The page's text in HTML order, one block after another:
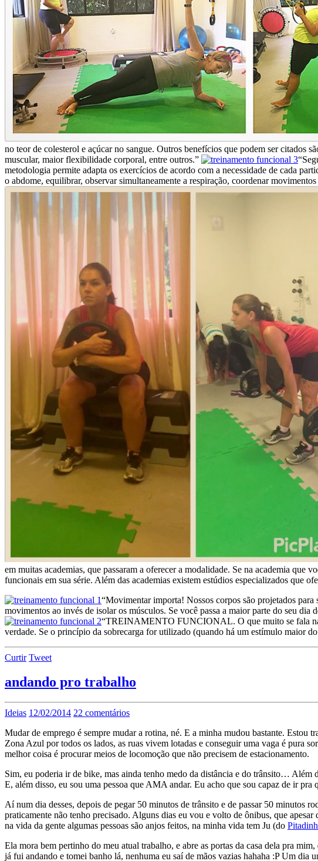
no teor de colesterol e açúcar no sangue. Outros benefícios que podem ser citados
muscular, maior flexibilidade corporal, entre outros.”
metodologia permite adapta os exercícios de acordo com a necessidade de cada
o abdome, equilibrar, observar simultaneamente a respiração, coordenar
em muitas academias, que passaram a oferecer a modalidade. Se na academia que
funcionais em sua série. Além das academias existem estúdios especializados que
“Movimentar importa! Nossos corpos são projetados
movimentos ao invés de isolar os músculos. Se você passa a maior parte do seu
“TREINAMENTO FUNCIONAL. O que muito se fala
verdade. Se o princípio da sobrecarga for utilizado (quando há um estímulo maior
Curtir Tweet
andando pro trabalho
Ideias 12/02/2014 22 comentários
Mudar de emprego é sempre mudar a rotina, né. E a minha mudou bastante. Estou
Zona Azul por todos os lados, as ruas vivem lotadas e conseguir uma vaga é pura
melhor coisa é procurar meios de locomoção que não precisem de estacionamento.
Sim, eu poderia ir de bike, mas ainda tenho medo da distância e do trânsito… Além
E, além disso, eu sou uma pessoa que AMA andar. Eu acho que sou capaz de ir
Aí num dia desses, depois de pegar 50 minutos de trânsito e de passar 50 minutos
praticamente não tenho precisado. Alguns dias eu vou e volto de ônibus, que
na vida da gente algumas pessoas são anjos feitos, na minha vida tem Ju (do
Ela mora bem pertinho do meu atual trabalho, e abre as portas da casa dela pra
já fui andando e tomei banho lá, nenhuma eu saí de mãos vazias hahaha :P Um